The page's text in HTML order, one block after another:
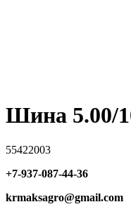
Шина 5.00/
55422003
+7-937-087-44-36
krmaksagro@gmail.com